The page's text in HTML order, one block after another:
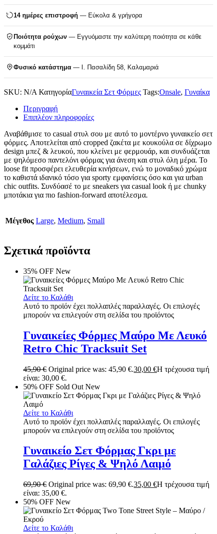
14 ημέρες επιστροφή — Εύκολα & γρήγορα
Ποιότητα ρούχων — Εγγυόμαστε την καλύτερη ποιότητα σε κάθε
κομμάτι
Φυσικό κατάστημα — Ι. Πασαλίδη 58, Καλαμαριά
SKU: N/A ΚατηγορίαΓυναικεία Σετ Φόρμες Tags:Onsale, Γυναίκα
Περιγραφή
Επιπλέον πληροφορίες
Αναβάθμισε το casual στυλ σου με αυτό το μοντέρνο γυναικείο σετ
φόρμες. Αποτελείται από cropped ζακέτα με κουκούλα σε δίχρωμο
design μπεζ & λευκού, που κλείνει με φερμουάρ, και συνδυάζεται
με ψηλόμεσο παντελόνι φόρμας για άνεση και στυλ όλη μέρα. Το
loose fit προσφέρει ελευθερία κινήσεων, ενώ το μοναδικό χρώμα
το καθιστά ιδανικό τόσο για sporty εμφανίσεις όσο και για urban
chic outfits. Συνδύασέ το με sneakers για casual look ή με chunky
μποτάκια για πιο fashion-forward αποτέλεσμα.
Μέγεθος Large, Medium, Small
Σχετικά προϊόντα
35% OFF New
Δείτε το Καλάθι
Αυτό το προϊόν έχει πολλαπλές παραλλαγές. Οι επιλογές
μπορούν να επιλεγούν στη σελίδα του προϊόντος
Γυναικείες Φόρμες Μαύρο Με Λευκό
Retro Chic Tracksuit Set
45,90€ Original price was: 45,90 €.30,00 €Η τρέχουσα τιμή
είναι: 30,00 €.
50% OFF Sold Out New
Δείτε το Καλάθι
Αυτό το προϊόν έχει πολλαπλές παραλλαγές. Οι επιλογές
μπορούν να επιλεγούν στη σελίδα του προϊόντος
Γυναικείο Σετ Φόρμας Γκρι με
Γαλάζιες Ρίγες & Ψηλό Λαιμό
69,90€ Original price was: 69,90 €.35,00 €Η τρέχουσα τιμή
είναι: 35,00 €.
50% OFF New
Δείτε το Καλάθι